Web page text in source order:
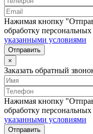
Нажимая кнопку
обработку
указанными условиями
Отправить
×
Заказать обратный
Нажимая кнопку
обработку
указанными условиями
Отправить